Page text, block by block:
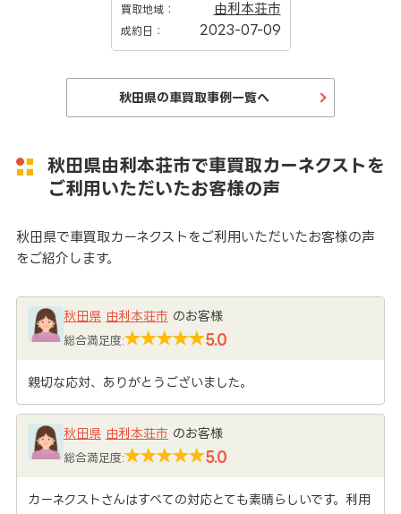
買取地域： 由利本荘市
成約日： 2023-07-09
秋田県の車買取事例一覧へ
秋田県由利本荘市で車買取カーネクストを
ご利用いただいたお客様の声
秋田県で車買取カーネクストをご利用いただいたお客様の声
をご紹介します。
秋田県 由利本荘市 のお客様
総合満足度: 5.0
親切な応対、ありがとうございました。
秋田県 由利本荘市 のお客様
総合満足度: 5.0
カーネクストさんはすべての対応とても素晴らしいです。利用